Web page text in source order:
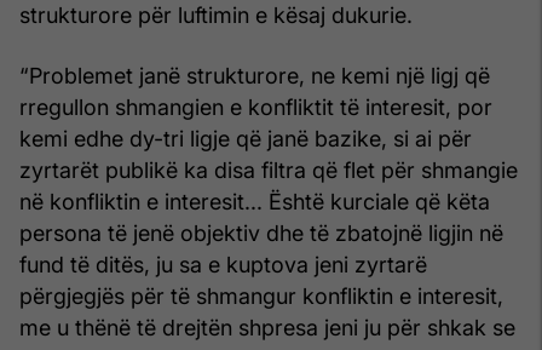
strukturore për luftimin e kësaj dukurie.
“Problemet janë strukturore, ne kemi një ligj që
rregullon shmangien e konfliktit të interesit, por
kemi edhe dy-tri ligje që janë bazike, si ai për
zyrtarët publikë ka disa filtra që flet për shmangie
në konfliktin e interesit... Është kurciale që këta
persona të jenë objektiv dhe të zbatojnë ligjin në
fund të ditës, ju sa e kuptova jeni zyrtarë
përgjegjës për të shmangur konfliktin e interesit,
me u thënë të drejtën shpresa jeni ju për shkak se